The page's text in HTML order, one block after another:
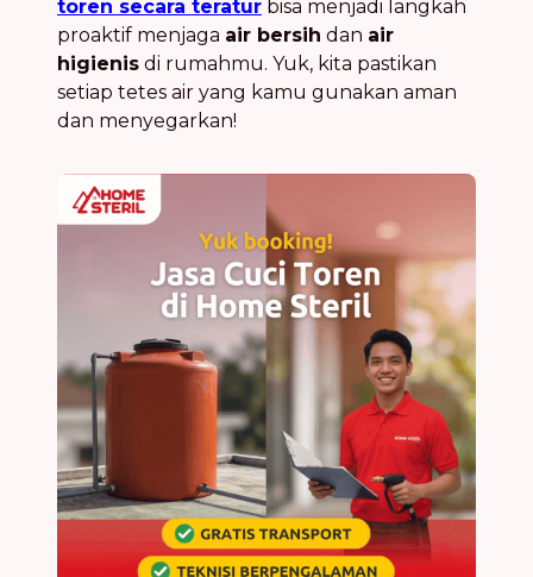
toren secara teratur bisa menjadi langkah
proaktif menjaga air bersih dan air
higienis di rumahmu. Yuk, kita pastikan
setiap tetes air yang kamu gunakan aman
dan menyegarkan!